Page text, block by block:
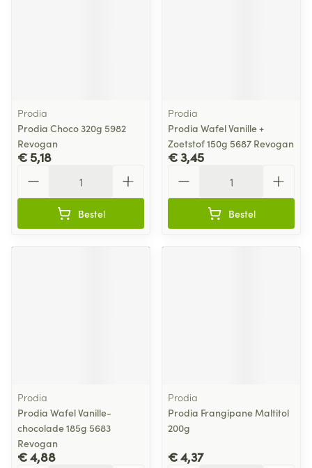
Prodia
Prodia Choco 320g 5982
Revogan
€ 5,18
Bestel
Prodia
Prodia Wafel Vanille +
Zoetstof 150g 5687 Revogan
€ 3,45
Bestel
Prodia
Prodia Wafel Vanille-
chocolade 185g 5683
Revogan
€ 4,88
Prodia
Prodia Frangipane Maltitol
200g
€ 4,37